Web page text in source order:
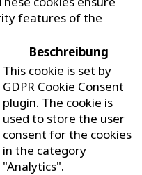
features of the
Beschreibung
This cookie is set by
GDPR Cookie Consent
plugin. The cookie is
used to store the user
consent for the cookies
in the category
"Analytics".